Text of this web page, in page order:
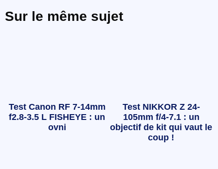
Sur le même sujet
Test Canon RF 7-14mm
f2.8-3.5 L FISHEYE : un
ovni
Test NIKKOR Z 24-
105mm f/4-7.1 : un
objectif de kit qui vaut le
coup !